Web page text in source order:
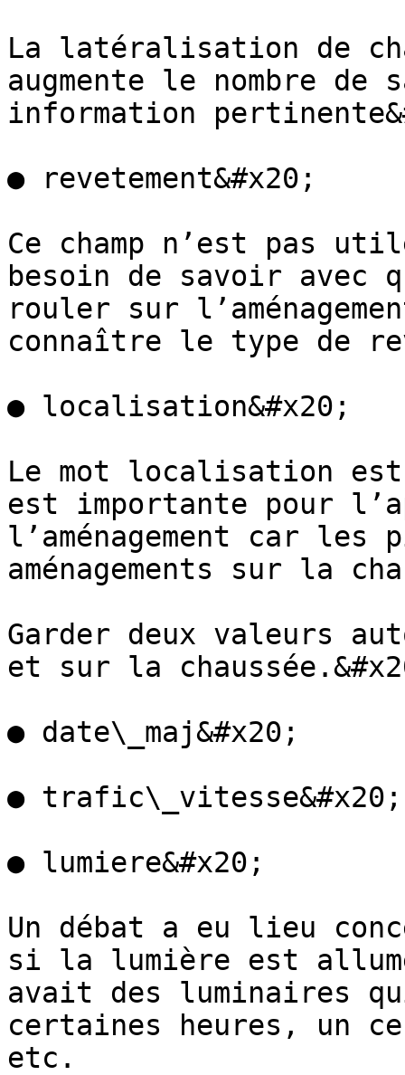
La latéralisation de
augmente le nombre
information
● revetement&#x20;
Ce champ n’est pas
besoin de savoir
rouler sur
connaître le type de
● localisation&#x20;
Le mot localisation
est importante pour
l’aménagement car les
aménagements sur la
Garder deux valeurs
et sur la
● date\_maj&#x20;
● trafic\_vitesse&#x20;
● lumiere&#x20;
Un débat a eu lieu
si la lumière est
avait des luminaires
certaines heures, un
etc.